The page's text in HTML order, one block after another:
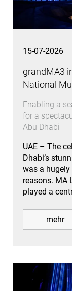
15-07-2026
grandMA3
National
Enabling a
for a
Abu Dhabi
UAE – The
Dhabi’s
was a
reasons. MA
played a
mehr